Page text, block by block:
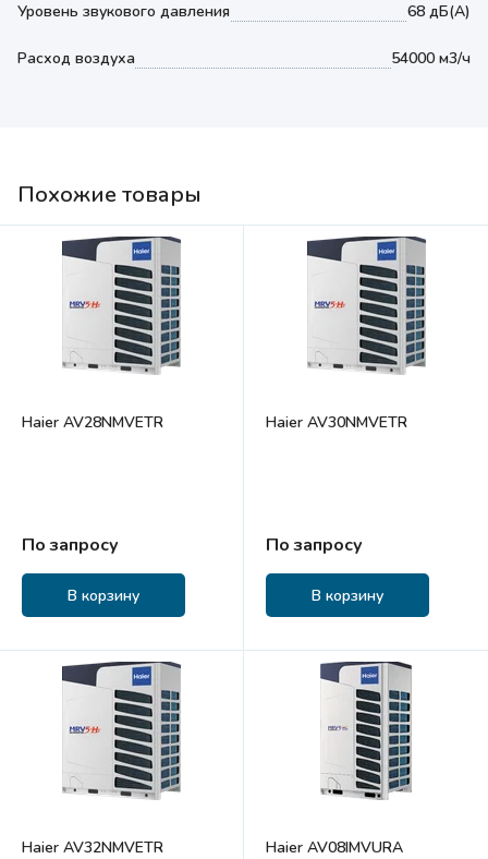
Уровень звукового давления 68 дБ(А)
Расход воздуха 54000 м3/ч
Похожие товары
Haier AV28NMVETR
По запросу
В корзину
Haier AV30NMVETR
По запросу
В корзину
Haier AV32NMVETR Haier AV08IMVURA